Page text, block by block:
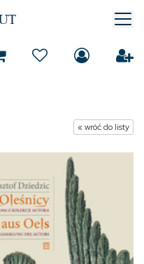
« wróć do listy